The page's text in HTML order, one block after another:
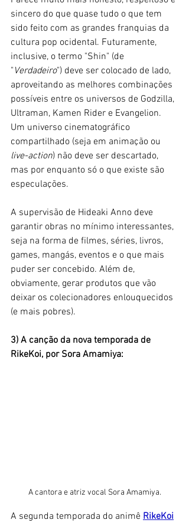
sincero do que quase tudo o que tem
sido feito com as grandes franquias da
cultura pop ocidental. Futuramente,
inclusive, o termo "Shin" (de
" Verdadeiro") deve ser colocado de lado,
aproveitando as melhores combinações
possíveis entre os universos de Godzilla,
Ultraman, Kamen Rider e Evangelion.
Um universo cinematográfico
compartilhado (seja em animação ou
live-action) não deve ser descartado,
mas por enquanto só o que existe são
especulações.
A supervisão de Hideaki Anno deve
garantir obras no mínimo interessantes,
seja na forma de filmes, séries, livros,
games, mangás, eventos e o que mais
puder ser concebido. Além de,
obviamente, gerar produtos que vão
deixar os colecionadores enlouquecidos
(e mais pobres).
3) A canção da nova temporada de
RikeKoi, por Sora Amamiya:
A cantora e atriz vocal Sora Amamiya.
A segunda temporada do animê RikeKoi